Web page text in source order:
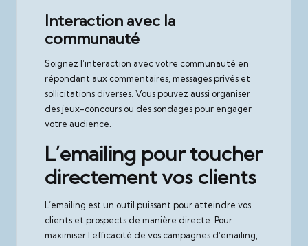
Interaction avec la
communauté
Soignez l’interaction avec votre communauté en
répondant aux commentaires, messages privés et
sollicitations diverses. Vous pouvez aussi organiser
des jeux-concours ou des sondages pour engager
votre audience.
L’emailing pour toucher
directement vos clients
L’emailing est un outil puissant pour atteindre vos
clients et prospects de manière directe. Pour
maximiser l’efficacité de vos campagnes d’emailing,